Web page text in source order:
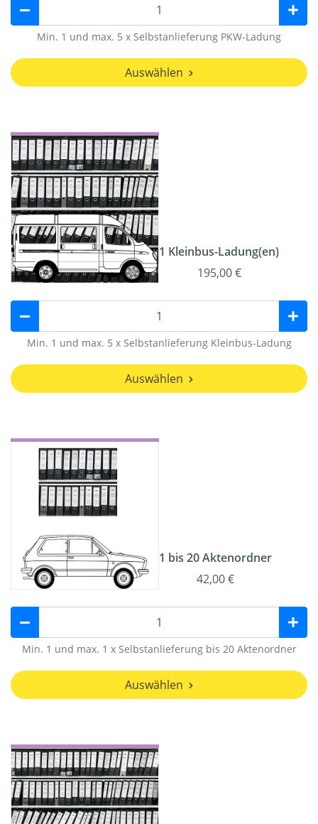
Min. 1 und max. 5 x Selbstanlieferung PKW-Ladung
Auswählen
1 Kleinbus-Ladung(en)
195,00 €
Min. 1 und max. 5 x Selbstanlieferung Kleinbus-Ladung
Auswählen
1 bis 20 Aktenordner
42,00 €
Min. 1 und max. 1 x Selbstanlieferung bis 20 Aktenordner
Auswählen